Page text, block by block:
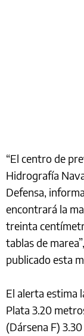
“El centro de
Hidrografía
Defensa,
encontrará la
treinta
tablas de
publicado esta
El alerta estima
Plata 3.20
(Dársena F)